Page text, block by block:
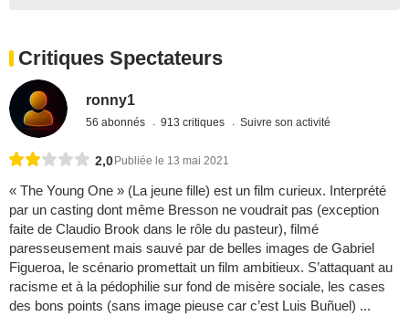
Critiques Spectateurs
ronny1
56 abonnés 913 critiques Suivre son activité
2,0 Publiée le 13 mai 2021
« The Young One » (La jeune fille) est un film curieux. Interprété
par un casting dont même Bresson ne voudrait pas (exception
faite de Claudio Brook dans le rôle du pasteur), filmé
paresseusement mais sauvé par de belles images de Gabriel
Figueroa, le scénario promettait un film ambitieux. S’attaquant au
racisme et à la pédophilie sur fond de misère sociale, les cases
des bons points (sans image pieuse car c’est Luis Buñuel) ...